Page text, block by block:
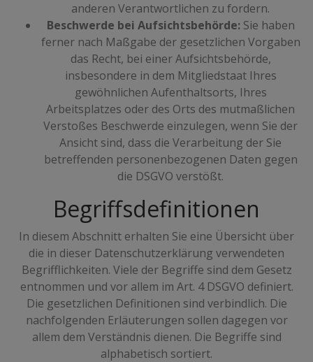
anderen Verantwortlichen zu fordern.
Beschwerde bei Aufsichtsbehörde:Sie haben
ferner nach Maßgabe der gesetzlichen Vorgaben
das Recht, bei einer Aufsichtsbehörde,
insbesondere in dem Mitgliedstaat Ihres
gewöhnlichen Aufenthaltsorts, Ihres
Arbeitsplatzes oder des Orts des mutmaßlichen
Verstoßes Beschwerde einzulegen, wenn Sie der
Ansicht sind, dass die Verarbeitung der Sie
betreffenden personenbezogenen Daten gegen
die DSGVO verstößt.
Begriffsdefinitionen
In diesem Abschnitt erhalten Sie eine Übersicht über
die in dieser Datenschutzerklärung verwendeten
Begrifflichkeiten. Viele der Begriffe sind dem Gesetz
entnommen und vor allem im Art. 4 DSGVO definiert.
Die gesetzlichen Definitionen sind verbindlich. Die
nachfolgenden Erläuterungen sollen dagegen vor
allem dem Verständnis dienen. Die Begriffe sind
alphabetisch sortiert.